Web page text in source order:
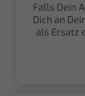
Falls Dein
Dich an
als Ersatz